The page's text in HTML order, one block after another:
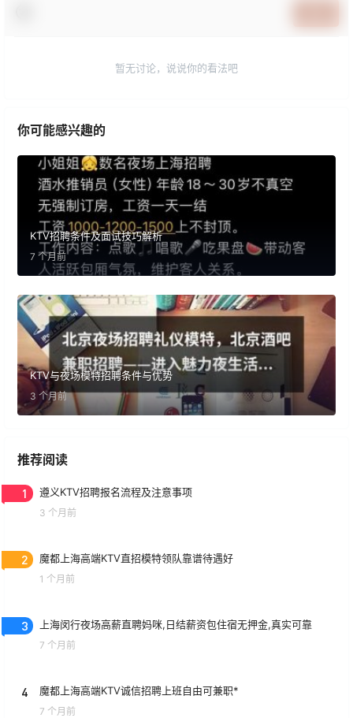
暂无讨论，说说你的看法吧
你可能感兴趣的
KTV招聘条件及面试技巧解析
7 个月前
KTV与夜场模特招聘条件与优势
3 个月前
推荐阅读
1 遵义KTV招聘报名流程及注意事项
3 个月前
2 魔都上海高端KTV直招模特领队靠谱待遇好
1 个月前
3 上海闵行夜场高薪直聘妈咪,日结薪资包住宿无押金,真实可靠
7 个月前
4 魔都上海高端KTV诚信招聘上班自由可兼职*
7 个月前